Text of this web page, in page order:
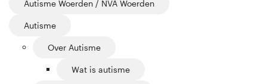
Autisme Woerden / NVA Woerden
Autisme
Over Autisme
Wat is autisme